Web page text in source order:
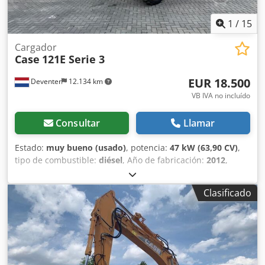
1 / 15
Deventer 12.134 km
Cargador
Case 121E Serie 3
EUR 18.500
VB IVA no incluído
Consultar Llamar
Estado: muy bueno (usado), potencia: 47 kW (63,90 CV),
tipo de combustible: diésel, Año de fabricación: 2012,
1.060 h
adicionales = - Control con 2 pedales - Cabina cerrada =
Notas = Serie CASE 121E, modelo 3 – Año de fabricación:
2012 – 1.060 horas de funcionamiento Pala cargadora de la
serie CASE 121E, modelo 3, año de fabricación: 2012. La
máquina se encuentra en buen estado y solo tiene 1.060
horas de funcionamiento. La máquina se encuentra en
buen estado tanto a nivel técnico como estético. Es
Clasificado